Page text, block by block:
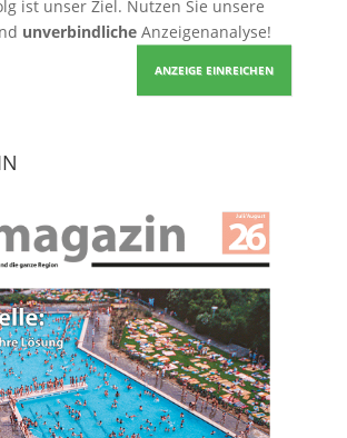
ist unser Ziel. Nutzen Sie unsere
unverbindlicheAnzeigenanalyse!
ANZEIGE EINREICHEN